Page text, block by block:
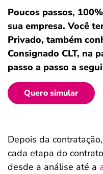
Poucos passos,
sua empresa. Você
Privado, também
Consignado CLT, na
passo a passo a
Quero simular
Depois da
cada etapa do
desde a análise até a